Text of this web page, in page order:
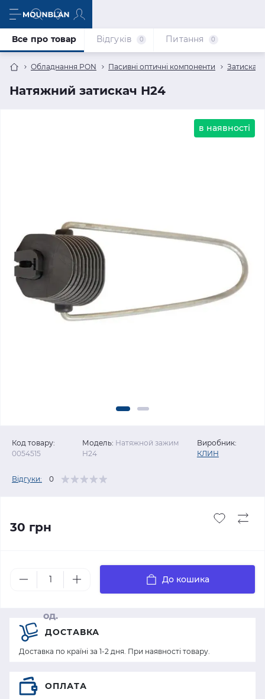
Обладнання PON Пасивні оптичні компоненти
Натяжний затискач Н24
Все про товар Відгуків 0 Питання 0
в наявності
Код товару:
0054515
Модель: Натяжной зажим
Н24
Виробник:
КЛИН
Відгуки: 0
30 грн
од.
До кошика
ДОСТАВКА
Доставка по країні за 1-2 дня. При наявності товару.
ОПЛАТА